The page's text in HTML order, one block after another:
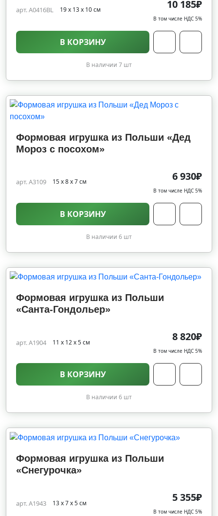
19 х 13 х 10 см
арт. A0416BL 10 185₽
В том числе НДС 5%
В КОРЗИНУ
В наличии 7 шт
Формовая игрушка из Польши «Дед
Мороз с посохом»
15 х 8 х 7 см
арт. A3109 6 930₽
В том числе НДС 5%
В КОРЗИНУ
В наличии 6 шт
Формовая игрушка из Польши
«Санта-Гондольер»
11 х 12 х 5 см
арт. A1904 8 820₽
В том числе НДС 5%
В КОРЗИНУ
В наличии 6 шт
Формовая игрушка из Польши
«Снегурочка»
13 х 7 х 5 см
арт. A1943 5 355₽
В том числе НДС 5%